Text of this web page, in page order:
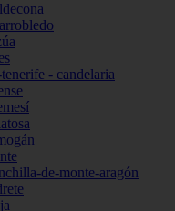
- candelaria
de-monte-aragón